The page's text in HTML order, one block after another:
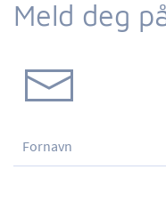
Meld deg